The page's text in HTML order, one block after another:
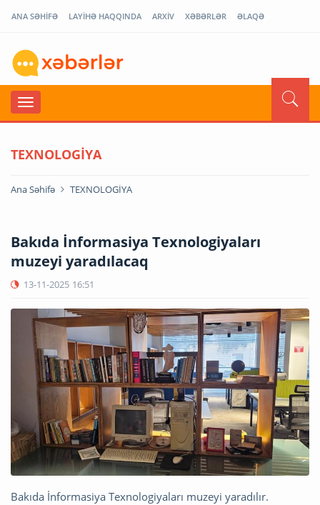
ANA SƏHİFƏ LAYİHƏ HAQQINDA ARXİV XƏBƏRLƏR ƏLAQƏ
TEXNOLOGİYA
Ana Səhifə TEXNOLOGİYA
Bakıda İnformasiya Texnologiyaları
muzeyi yaradılacaq
13-11-2025 16:51
Bakıda İnformasiya Texnologiyaları muzeyi yaradılır.